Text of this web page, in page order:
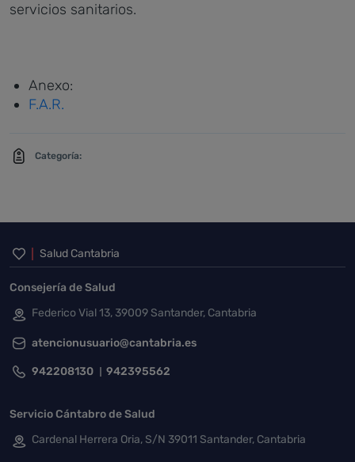
servicios sanitarios.
Anexo:
F.A.R.
Categoría:
Inicio del pie de página
Salud Cantabria
Consejería de Salud
Federico Vial 13, 39009 Santander, Cantabria
atencionusuario@cantabria.es
942208130 942395562
Servicio Cántabro de Salud
Cardenal Herrera Oria, S/N 39011 Santander, Cantabria